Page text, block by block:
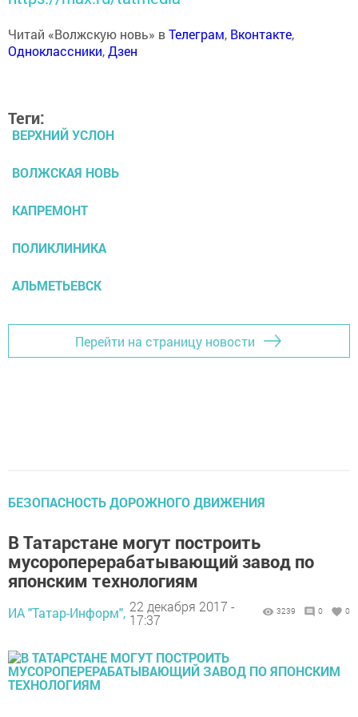
Читай «Волжскую новь» вТелеграм, Вконтакте,
Одноклассники,Дзен
Теги:
ВЕРХНИЙ УСЛОН
ВОЛЖСКАЯ НОВЬ
КАПРЕМОНТ
ПОЛИКЛИНИКА
АЛЬМЕТЬЕВСК
Перейти на страницу новости
БЕЗОПАСНОСТЬ ДОРОЖНОГО ДВИЖЕНИЯ
В Татарстане могут построить
мусороперерабатывающий завод по
японским технологиям
ИА "Татар-Информ", 22 декабря 2017 -
17:37
3239 0 0